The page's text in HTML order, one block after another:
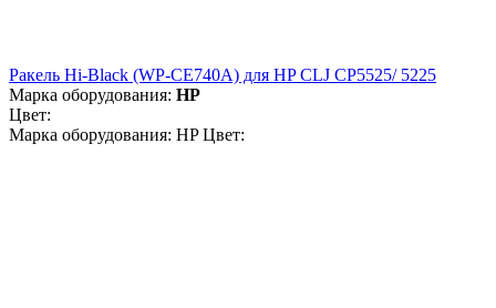
Ракель Hi-Black (WP-CE740A) для HP CLJ CP5525/ 5225
Марка оборудования: HP
Цвет:
Марка оборудования: HP Цвет: